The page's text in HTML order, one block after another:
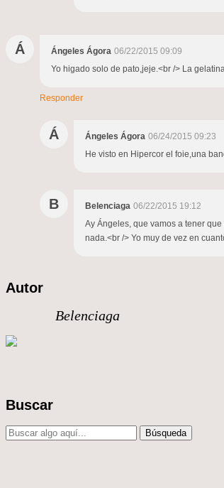
Á Ángeles Ágora 06/22/2015 09:09
Yo higado solo de pato,jeje.<br /> La
Responder
Á Ángeles Ágora 06/24/2015 09:23
He visto en Hipercor el foie,una
B Belenciaga 06/22/2015 19:12
Ay Ángeles, que vamos a tener
nada.<br /> Yo muy de vez en
Autor
Belenciaga
Buscar